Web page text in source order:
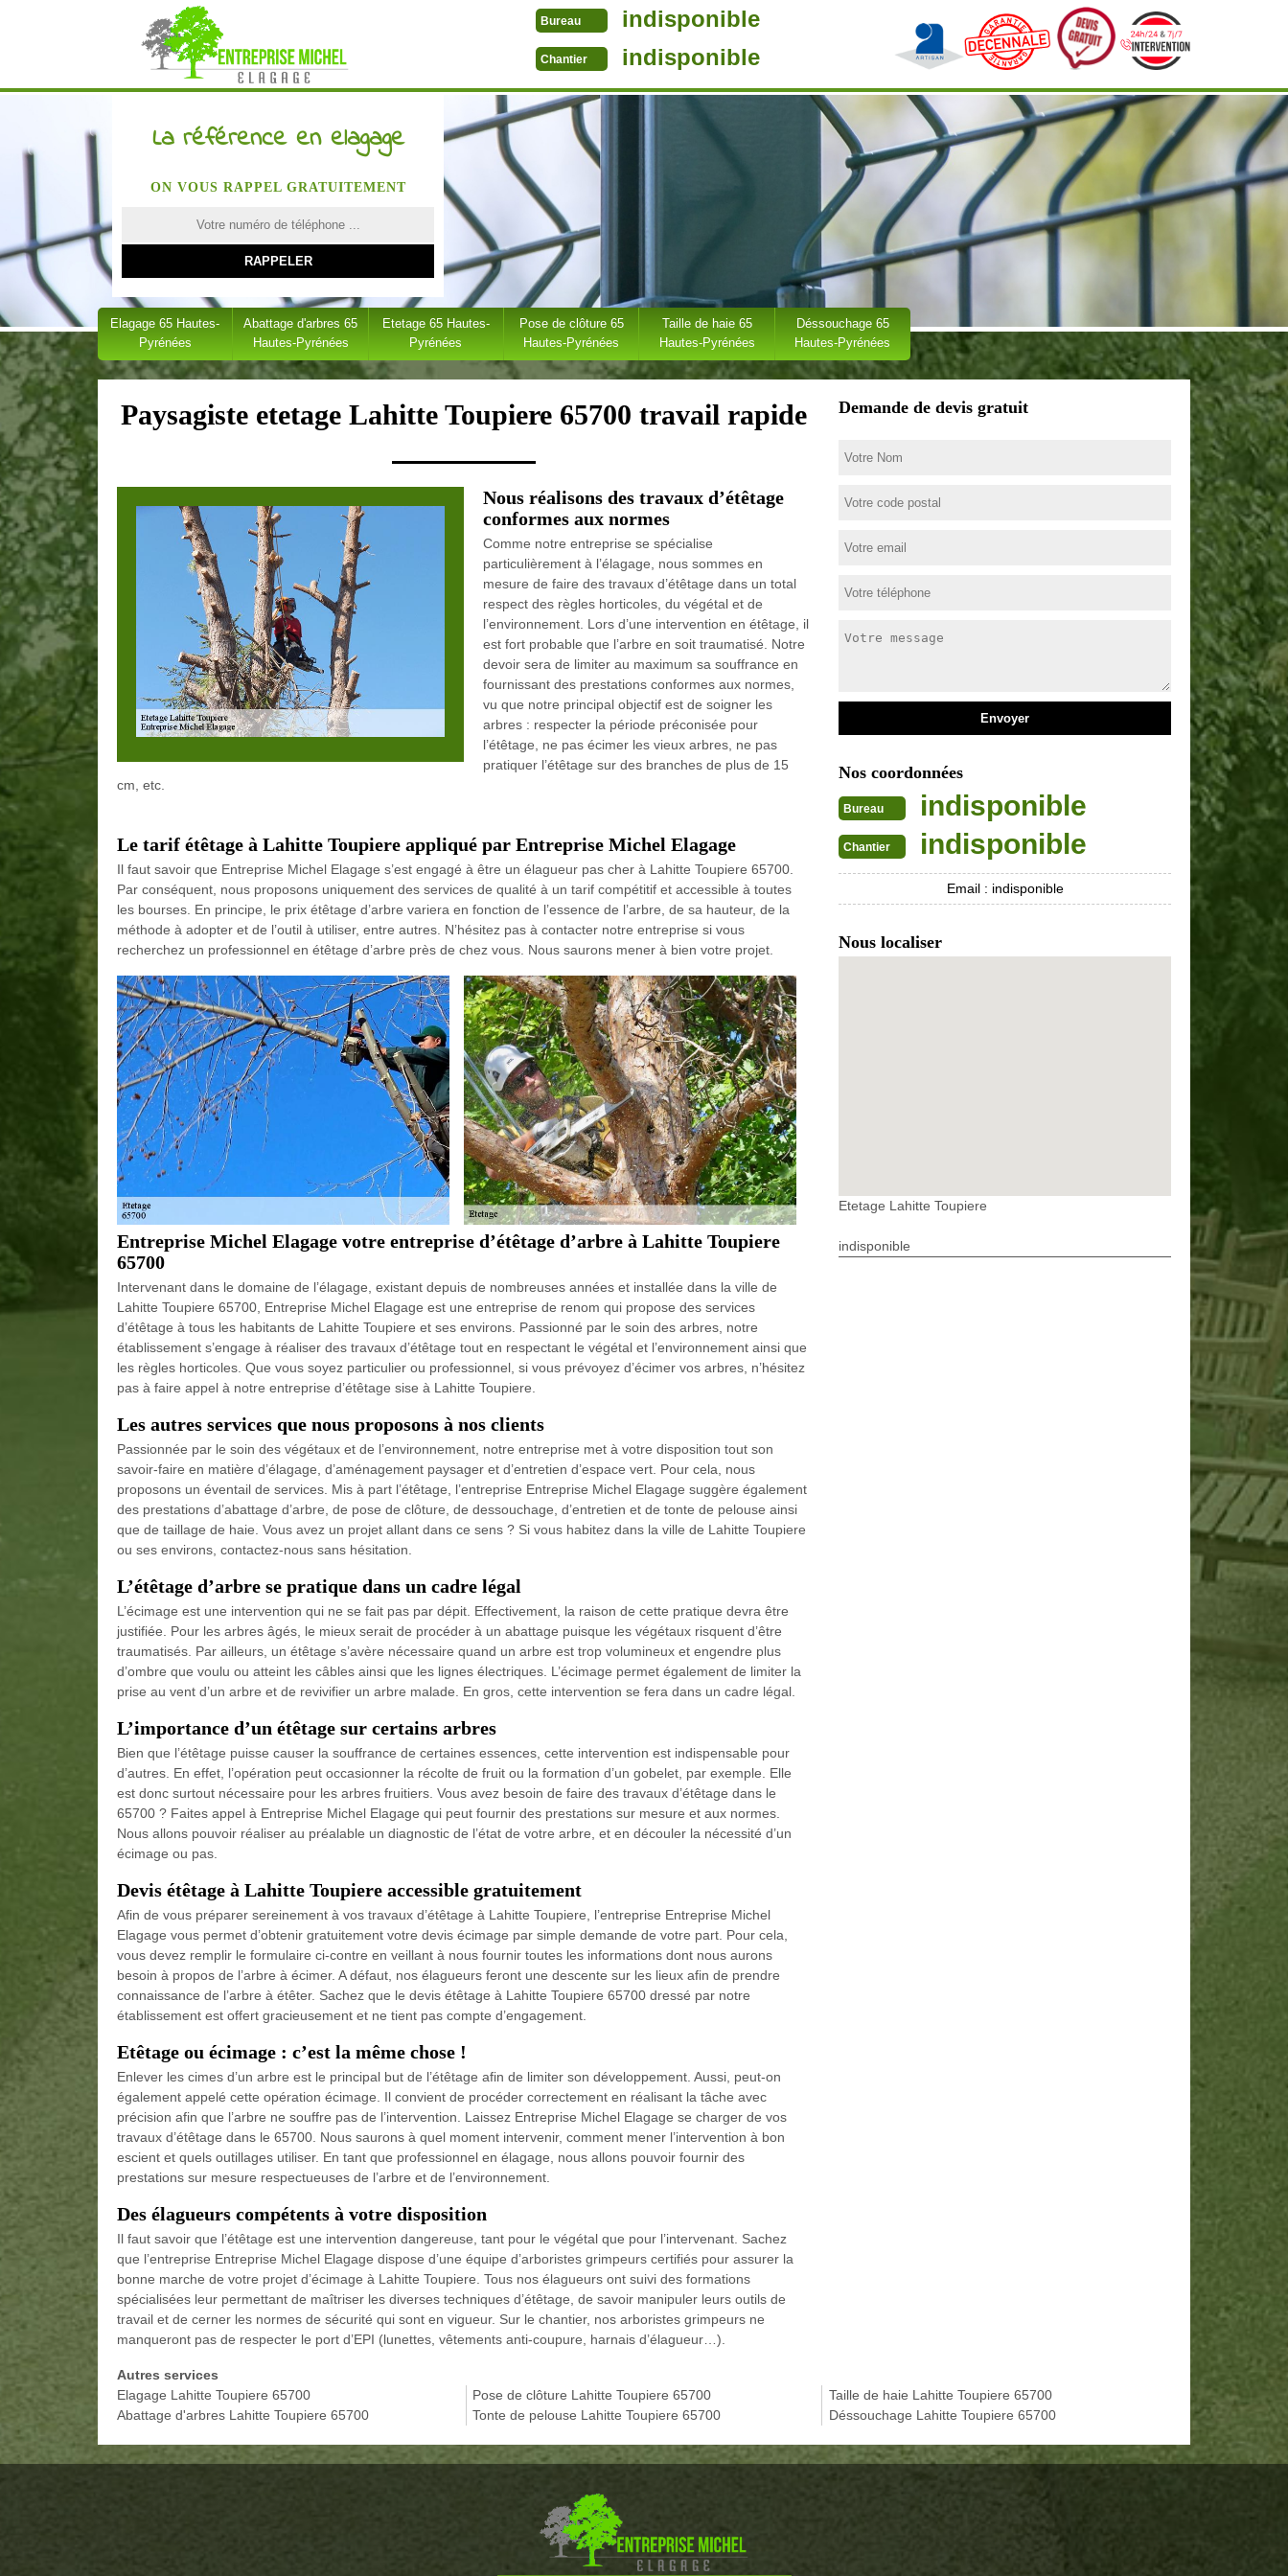
Bureau indisponible
Chantier indisponible
La référence en elagage
ON VOUS RAPPEL GRATUITEMENT
Elagage 65 Hautes-
Pyrénées
Abattage d'arbres 65
Hautes-Pyrénées
Etetage 65 Hautes-
Pyrénées
Pose de clôture 65
Hautes-Pyrénées
Taille de haie 65
Hautes-Pyrénées
Déssouchage 65
Hautes-Pyrénées
Paysagiste etetage Lahitte Toupiere 65700 travail rapide
Nous réalisons des travaux d’étêtage
conformes aux normes
Comme notre entreprise se spécialise
particulièrement à l’élagage, nous sommes en
mesure de faire des travaux d’étêtage dans un total
respect des règles horticoles, du végétal et de
l’environnement. Lors d’une intervention en étêtage, il
est fort probable que l’arbre en soit traumatisé. Notre
devoir sera de limiter au maximum sa souffrance en
fournissant des prestations conformes aux normes,
vu que notre principal objectif est de soigner les
arbres : respecter la période préconisée pour
l’étêtage, ne pas écimer les vieux arbres, ne pas
pratiquer l’étêtage sur des branches de plus de 15
cm, etc.
Le tarif étêtage à Lahitte Toupiere appliqué par Entreprise Michel Elagage
Il faut savoir que Entreprise Michel Elagage s’est engagé à être un élagueur pas cher à Lahitte Toupiere 65700.
Par conséquent, nous proposons uniquement des services de qualité à un tarif compétitif et accessible à toutes
les bourses. En principe, le prix étêtage d’arbre variera en fonction de l’essence de l’arbre, de sa hauteur, de la
méthode à adopter et de l’outil à utiliser, entre autres. N’hésitez pas à contacter notre entreprise si vous
recherchez un professionnel en étêtage d’arbre près de chez vous. Nous saurons mener à bien votre projet.
Entreprise Michel Elagage votre entreprise d’étêtage d’arbre à Lahitte Toupiere
65700
Intervenant dans le domaine de l’élagage, existant depuis de nombreuses années et installée dans la ville de
Lahitte Toupiere 65700, Entreprise Michel Elagage est une entreprise de renom qui propose des services
d’étêtage à tous les habitants de Lahitte Toupiere et ses environs. Passionné par le soin des arbres, notre
établissement s’engage à réaliser des travaux d’étêtage tout en respectant le végétal et l’environnement ainsi que
les règles horticoles. Que vous soyez particulier ou professionnel, si vous prévoyez d’écimer vos arbres, n’hésitez
pas à faire appel à notre entreprise d’étêtage sise à Lahitte Toupiere.
Les autres services que nous proposons à nos clients
Passionnée par le soin des végétaux et de l’environnement, notre entreprise met à votre disposition tout son
savoir-faire en matière d’élagage, d’aménagement paysager et d’entretien d’espace vert. Pour cela, nous
proposons un éventail de services. Mis à part l’étêtage, l’entreprise Entreprise Michel Elagage suggère également
des prestations d’abattage d’arbre, de pose de clôture, de dessouchage, d’entretien et de tonte de pelouse ainsi
que de taillage de haie. Vous avez un projet allant dans ce sens ? Si vous habitez dans la ville de Lahitte Toupiere
ou ses environs, contactez-nous sans hésitation.
L’étêtage d’arbre se pratique dans un cadre légal
L’écimage est une intervention qui ne se fait pas par dépit. Effectivement, la raison de cette pratique devra être
justifiée. Pour les arbres âgés, le mieux serait de procéder à un abattage puisque les végétaux risquent d’être
traumatisés. Par ailleurs, un étêtage s’avère nécessaire quand un arbre est trop volumineux et engendre plus
d’ombre que voulu ou atteint les câbles ainsi que les lignes électriques. L’écimage permet également de limiter la
prise au vent d’un arbre et de revivifier un arbre malade. En gros, cette intervention se fera dans un cadre légal.
L’importance d’un étêtage sur certains arbres
Bien que l’étêtage puisse causer la souffrance de certaines essences, cette intervention est indispensable pour
d’autres. En effet, l’opération peut occasionner la récolte de fruit ou la formation d’un gobelet, par exemple. Elle
est donc surtout nécessaire pour les arbres fruitiers. Vous avez besoin de faire des travaux d’étêtage dans le
65700 ? Faites appel à Entreprise Michel Elagage qui peut fournir des prestations sur mesure et aux normes.
Nous allons pouvoir réaliser au préalable un diagnostic de l’état de votre arbre, et en découler la nécessité d’un
écimage ou pas.
Devis étêtage à Lahitte Toupiere accessible gratuitement
Afin de vous préparer sereinement à vos travaux d’étêtage à Lahitte Toupiere, l’entreprise Entreprise Michel
Elagage vous permet d’obtenir gratuitement votre devis écimage par simple demande de votre part. Pour cela,
vous devez remplir le formulaire ci-contre en veillant à nous fournir toutes les informations dont nous aurons
besoin à propos de l’arbre à écimer. A défaut, nos élagueurs feront une descente sur les lieux afin de prendre
connaissance de l’arbre à étêter. Sachez que le devis étêtage à Lahitte Toupiere 65700 dressé par notre
établissement est offert gracieusement et ne tient pas compte d’engagement.
Etêtage ou écimage : c’est la même chose !
Enlever les cimes d’un arbre est le principal but de l’étêtage afin de limiter son développement. Aussi, peut-on
également appelé cette opération écimage. Il convient de procéder correctement en réalisant la tâche avec
précision afin que l’arbre ne souffre pas de l’intervention. Laissez Entreprise Michel Elagage se charger de vos
travaux d’étêtage dans le 65700. Nous saurons à quel moment intervenir, comment mener l’intervention à bon
escient et quels outillages utiliser. En tant que professionnel en élagage, nous allons pouvoir fournir des
prestations sur mesure respectueuses de l’arbre et de l’environnement.
Des élagueurs compétents à votre disposition
Il faut savoir que l’étêtage est une intervention dangereuse, tant pour le végétal que pour l’intervenant. Sachez
que l’entreprise Entreprise Michel Elagage dispose d’une équipe d’arboristes grimpeurs certifiés pour assurer la
bonne marche de votre projet d’écimage à Lahitte Toupiere. Tous nos élagueurs ont suivi des formations
spécialisées leur permettant de maîtriser les diverses techniques d’étêtage, de savoir manipuler leurs outils de
travail et de cerner les normes de sécurité qui sont en vigueur. Sur le chantier, nos arboristes grimpeurs ne
manqueront pas de respecter le port d’EPI (lunettes, vêtements anti-coupure, harnais d’élagueur…).
Demande de devis gratuit
Nos coordonnées
Bureau indisponible
Chantier indisponible
Email : indisponible
Nous localiser
Etetage Lahitte Toupiere
indisponible
Autres services
Elagage Lahitte Toupiere 65700
Abattage d'arbres Lahitte Toupiere 65700
Pose de clôture Lahitte Toupiere 65700
Tonte de pelouse Lahitte Toupiere 65700
Taille de haie Lahitte Toupiere 65700
Déssouchage Lahitte Toupiere 65700